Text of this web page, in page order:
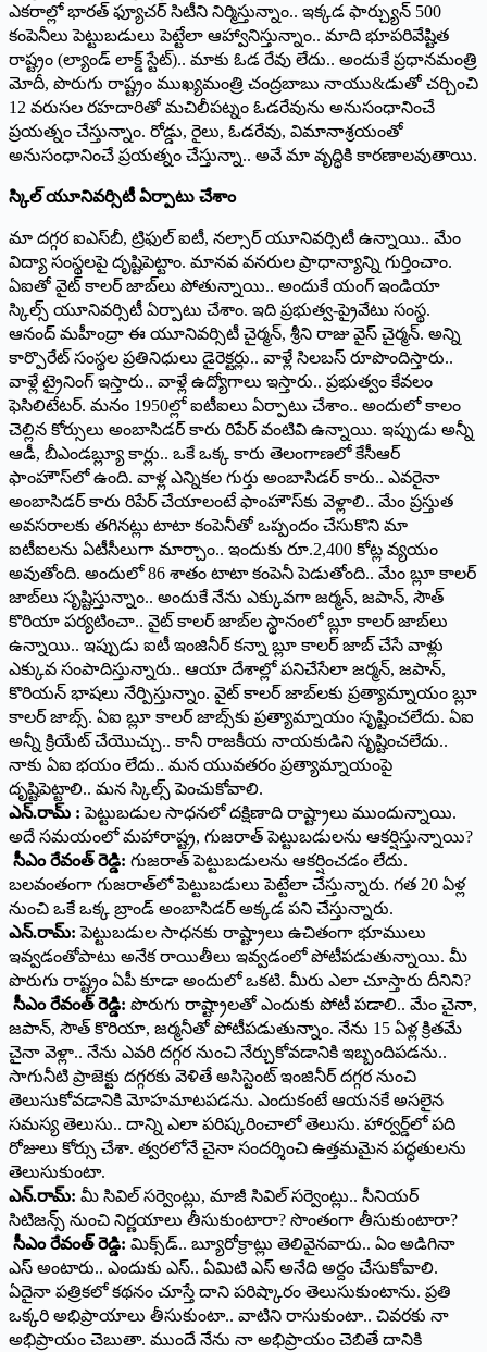
ఎకరాల్లో భారత్ ఫ్యూచర్ సిటీని నిర్మిస్తున్నాం.. ఇక్కడ ఫార్చ్యున్ 500
కంపెనీలు పెట్టుబడులు పెట్టేలా ఆహ్వానిస్తున్నాం.. మాది భూపరివేష్టిత
రాష్ట్రం (ల్యాండ్ లాక్డ్ స్టేట్).. మాకు ఓడ రేవు లేదు.. అందుకే ప్రధానమంత్రి
మోదీ, పొరుగు రాష్ట్రం ముఖ్యమంత్రి చంద్రబాబు నాయు&డుతో చర్చించి
12 వరుసల రహదారితో మచిలీపట్నం ఓడరేవును అనుసంధానించే
ప్రయత్నం చేస్తున్నాం. రోడ్డు, రైలు, ఓడరేవు, విమానాశ్రయంతో
అనుసంధానించే ప్రయత్నం చేస్తున్నా.. అవే మా వృద్ధికి కారణాలవుతాయి.
స్కిల్ యూనివర్సిటీ ఏర్పాటు చేశాం
మా దగ్గర ఐఎస్‌బీ, ట్రిఫుల్ ఐటీ, నల్సార్ యూనివర్సిటీ ఉన్నాయి.. మేం
విద్యా సంస్థలపై దృష్టిపెట్టాం. మానవ వనరుల ప్రాధాన్యాన్ని గుర్తించాం.
ఏఐతో వైట్ కాలర్ జాబ్‌లు పోతున్నాయి.. అందుకే యంగ్ ఇండియా
స్కిల్స్ యూనివర్సిటీ ఏర్పాటు చేశాం. ఇది ప్రభుత్వ-ప్రైవేటు సంస్థ.
ఆనంద్ మహీంద్రా ఈ యూనివర్సిటీ చైర్మన్, శ్రీని రాజు వైస్ చైర్మన్. అన్ని
కార్పొరేట్ సంస్థల ప్రతినిధులు డైరెక్టర్లు.. వాళ్లే సిలబస్ రూపొందిస్తారు..
వాళ్లే ట్రైనింగ్ ఇస్తారు.. వాళ్లే ఉద్యోగాలు ఇస్తారు.. ప్రభుత్వం కేవలం
ఫెసిలిటేటర్. మనం 1950ల్లో ఐటీఐలు ఏర్పాటు చేశాం.. అందులో కాలం
చెల్లిన కోర్సులు అంబాసిడర్ కారు రిపేర్ వంటివి ఉన్నాయి. ఇప్పుడు అన్నీ
ఆడీ, బీఎండబ్ల్యూ కార్లు.. ఒకే ఒక్క కారు తెలంగాణలో కేసీఆర్
ఫాంహౌస్‌లో ఉంది. వాళ్ల ఎన్నికల గుర్తు అంబాసిడర్ కారు.. ఎవరైనా
అంబాసిడర్ కారు రిపేర్ చేయాలంటే ఫాంహౌస్‌కు వెళ్లాలి.. మేం ప్రస్తుత
అవసరాలకు తగినట్లు టాటా కంపెనీతో ఒప్పందం చేసుకొని మా
ఐటీఐలను ఏటీసీలుగా మార్చాం.. ఇందుకు రూ.2,400 కోట్ల వ్యయం
అవుతోంది. అందులో 86 శాతం టాటా కంపెనీ పెడుతోంది.. మేం బ్లూ కాలర్
జాబ్‌లు సృష్టిస్తున్నాం.. అందుకే నేను ఎక్కువగా జర్మన్, జపాన్, సౌత్
కొరియా పర్యటించా.. వైట్ కాలర్ జాబ్‌ల స్థానంలో బ్లూ కాలర్ జాబ్‌లు
ఉన్నాయి.. ఇప్పుడు ఐటీ ఇంజినీర్ కన్నా బ్లూ కాలర్ జాబ్ చేసే వాళ్లు
ఎక్కువ సంపాదిస్తున్నారు.. ఆయా దేశాల్లో పనిచేసేలా జర్మన్, జపాన్,
కొరియన్ భాషలు నేర్పిస్తున్నాం. వైట్ కాలర్ జాబ్‌లకు ప్రత్యామ్నాయం బ్లూ
కాలర్ జాబ్స్. ఏఐ బ్లూ కాలర్ జాబ్స్‌కు ప్రత్యామ్నాయం సృష్టించలేదు. ఏఐ
అన్నీ క్రియేట్ చేయొచ్చు.. కానీ రాజకీయ నాయకుడిని సృష్టించలేదు..
నాకు ఏఐ భయం లేదు.. మన యువతరం ప్రత్యామ్నాయంపై
దృష్టిపెట్టాలి.. మన స్కిల్స్ పెంచుకోవాలి.
ఎన్.రామ్ : పెట్టుబడుల సాధనలో దక్షిణాది రాష్ట్రాలు ముందున్నాయి.
అదే సమయంలో మహారాష్ట్ర, గుజరాత్ పెట్టుబడులను ఆకర్షిస్తున్నాయి?
సీఎం రేవంత్ రెడ్డి: గుజరాత్ పెట్టుబడులను ఆకర్షించడం లేదు.
బలవంతంగా గుజరాత్‌లో పెట్టుబడులు పెట్టేలా చేస్తున్నారు. గత 20 ఏళ్ల
నుంచి ఒకే ఒక్క బ్రాండ్ అంబాసిడర్ అక్కడ పని చేస్తున్నారు.
ఎన్.రామ్: పెట్టుబడుల సాధనకు రాష్ట్రాలు ఉచితంగా భూములు
ఇవ్వడంతోపాటు అనేక రాయితీలు ఇవ్వడంలో పోటీపడుతున్నాయి. మీ
పొరుగు రాష్ట్రం ఏపీ కూడా అందులో ఒకటి. మీరు ఎలా చూస్తారు దీనిని?
సీఎం రేవంత్ రెడ్డి: పొరుగు రాష్ట్రాలతో ఎందుకు పోటీ పడాలి.. మేం చైనా,
జపాన్, సౌత్ కొరియా, జర్మనీతో పోటీపడుతున్నాం. నేను 15 ఏళ్ల క్రితమే
చైనా వెళ్లా.. నేను ఎవరి దగ్గర నుంచి నేర్చుకోవడానికి ఇబ్బందిపడను..
సాగునీటి ప్రాజెక్టు దగ్గరకు వెళితే అసిస్టెంట్ ఇంజినీర్ దగ్గర నుంచి
తెలుసుకోవడానికి మోహమాటపడను. ఎందుకంటే ఆయనకే అసలైన
సమస్య తెలుసు.. దాన్ని ఎలా పరిష్కరించాలో తెలుసు. హార్వర్డ్‌లో పది
రోజులు కోర్సు చేశా. త్వరలోనే చైనా సందర్శించి ఉత్తమమైన పద్ధతులను
తెలుసుకుంటా.
ఎన్.రామ్: మీ సివిల్ సర్వెంట్లు, మాజీ సివిల్ సర్వెంట్లు.. సీనియర్
సిటిజన్స్ నుంచి నిర్ణయాలు తీసుకుంటారా? సొంతంగా తీసుకుంటారా?
సీఎం రేవంత్ రెడ్డి: మిక్స్‌డ్.. బ్యూరోక్రాట్లు తెలివైనవారు.. ఏం అడిగినా
ఎస్ అంటారు.. ఎందుకు ఎస్.. ఏమిటి ఎస్ అనేది అర్దం చేసుకోవాలి.
ఏదైనా పత్రికలో కథనం చూస్తే దాని పరిష్కారం తెలుసుకుంటాను. ప్రతి
ఒక్కరి అభిప్రాయాలు తీసుకుంటా.. వాటిని రాసుకుంటా.. చివరకు నా
అభిప్రాయం చెబుతా. ముందే నేను నా అభిప్రాయం చెబితే దానికి